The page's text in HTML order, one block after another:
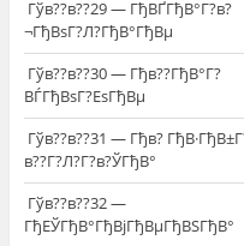
Гўв??в??29 — ГђВҐГђВ°Г?в?
¬ГђВѕГ?Л?ГђВ°ГђВµ
Гўв??в??30 — Гђв??ГђВ°Г?
ВЃГђВѕГ?ЕѕГђВµ
Гўв??в??31 — Гђв?
в??Г?Л?Г?в?ЎГђВ°
Гўв??в??32 —
ГђЕЎГђВ°ГђВјГђВµГђВЅГђВ°